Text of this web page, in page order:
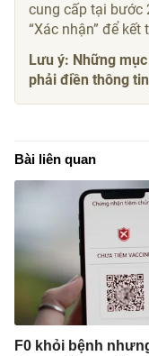
cung cấp tại bước
“Xác nhận” để kết
Lưu ý: Những
phải điền thông
Bài liên quan
F0 khỏi bệnh